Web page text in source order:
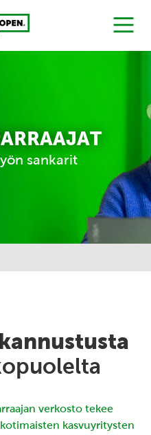
MENU
sankarit
verkosto tekee
kasvuyritysten